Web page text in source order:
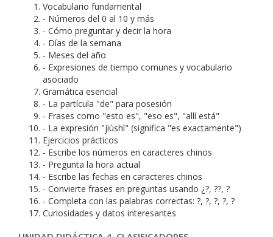
Vocabulario fundamental
- Números del 0 al 10 y más
- Cómo preguntar y decir la hora
- Días de la semana
- Meses del año
- Expresiones de tiempo comunes y vocabulario
asociado
Gramática esencial
- La partícula "de" para posesión
- Frases como "esto es", "eso es", "allí está"
- La expresión "jiùshì" (significa "es exactamente")
Ejercicios prácticos
- Escribe los números en caracteres chinos
- Pregunta la hora actual
- Escribe las fechas en caracteres chinos
- Convierte frases en preguntas usando ¿?, ??, ?
- Completa con las palabras correctas: ?, ?, ?, ?, ?
Curiosidades y datos interesantes